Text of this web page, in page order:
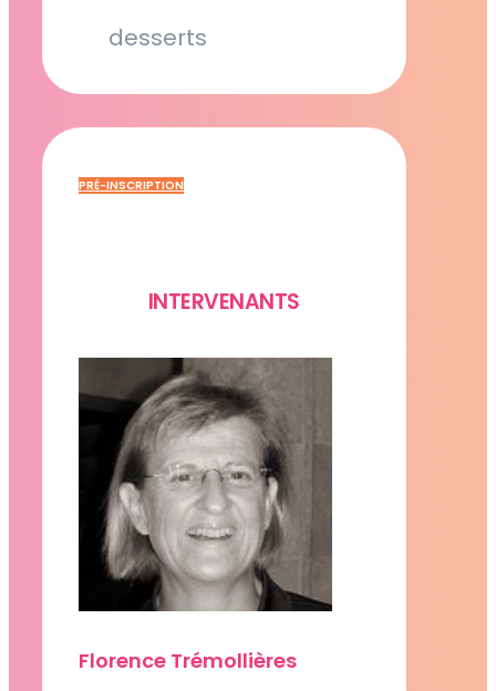
desserts
PRÉ-INSCRIPTION
INTERVENANTS
Florence Trémollières